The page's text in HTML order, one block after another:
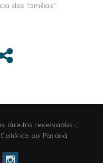
das famílias”.
direitos reservados |
do Paraná